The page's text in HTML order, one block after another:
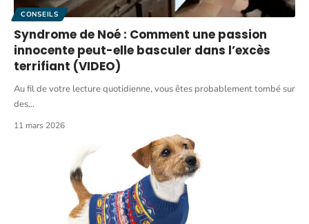
CONSEILS
Syndrome de Noé : Comment une passion
innocente peut-elle basculer dans l’excès
terrifiant (VIDEO)
Au fil de votre lecture quotidienne, vous êtes probablement tombé sur
des…
11 mars 2026